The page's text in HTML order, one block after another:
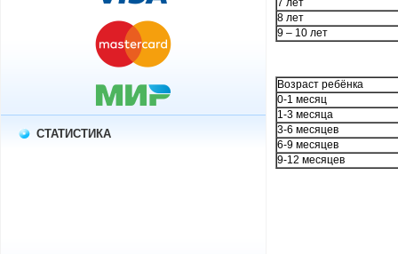
СТАТИСТИКА
7 лет
8 лет
9 – 10 лет
Возраст ребёнка
0-1 месяц
1-3 месяца
3-6 месяцев
6-9 месяцев
9-12 месяцев